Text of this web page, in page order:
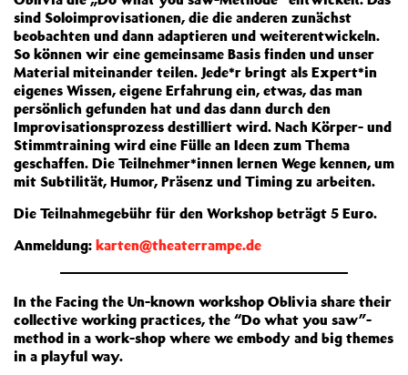
sind Soloimprovisationen, die die anderen zunächst
beobachten und dann adaptieren und weiterentwickeln.
So können wir eine gemeinsame Basis finden und unser
Material miteinander teilen. Jede*r bringt als Expert*in
eigenes Wissen, eigene Erfahrung ein, etwas, das man
persönlich gefunden hat und das dann durch den
Improvisationsprozess destilliert wird. Nach Körper- und
Stimmtraining wird eine Fülle an Ideen zum Thema
geschaffen. Die Teilnehmer*innen lernen Wege kennen, um
mit Subtilität, Humor, Präsenz und Timing zu arbeiten.
Die Teilnahmegebühr für den Workshop beträgt 5 Euro.
Anmeldung: karten@theaterrampe.de
In the Facing the Un-known workshop Oblivia share their
collective working practices, the “Do what you saw”-
method in a work-shop where we embody and big themes
in a playful way.